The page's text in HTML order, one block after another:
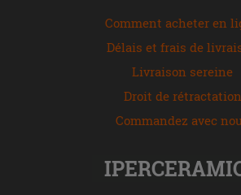
Comment acheter en
Délais et frais de
Livraison sereine
Droit de rétractation
Commandez avec